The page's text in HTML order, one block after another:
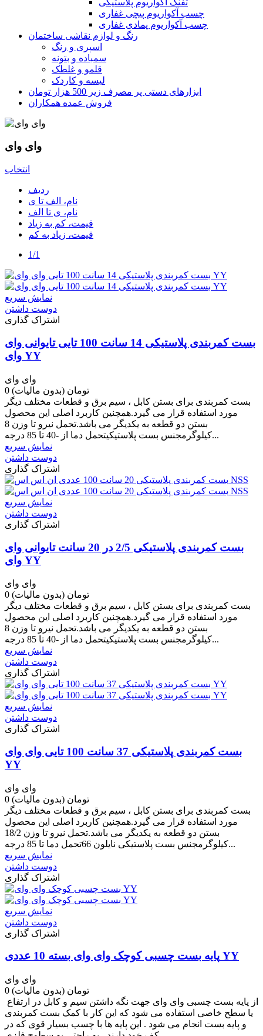
تفنگ آکواریوم پلاستیکی
چسب آکواریوم پیچی غفاری
چسب آکواریوم پمادی غفاری
رنگ و لوازم نقاشی ساختمان
اسپری و رنگ
سمباده و بتونه
قلمو و غلطک
لیسه و کاردک
ابزارهای دستی پر مصرف زیر 500 هزار تومان
فروش عمده همکاران
وای وای
انتخاب
ردیف
نام، الف تا ی
نام، ی تا الف
قیمت، کم به زیاد
قیمت، زیاد به کم
1/1
نمایش سریع
دوست داشتن
اشتراک گذاری
بست کمربندی پلاستیکی 14 سانت 100 تایی تایوانی وای
وای YY
وای وای
0 تومان (بدون مالیات)
بست کمربندی برای بستن کابل ، سیم برق و قطعات مختلف دیگر
مورد استفاده قرار می گیرد.همچنین کاربرد اصلی این محصول
بستن دو قطعه به یکدیگر می باشد.تحمل نیرو تا وزن 8
کیلوگرمجنس بست پلاستیکیتحمل دما از -40 تا 85 درجه...
نمایش سریع
دوست داشتن
اشتراک گذاری
نمایش سریع
دوست داشتن
اشتراک گذاری
بست کمربندی پلاستیکی 2/5 در 20 سانت تایوانی وای
وای YY
وای وای
0 تومان (بدون مالیات)
بست کمربندی برای بستن کابل ، سیم برق و قطعات مختلف دیگر
مورد استفاده قرار می گیرد.همچنین کاربرد اصلی این محصول
بستن دو قطعه به یکدیگر می باشد.تحمل نیرو تا وزن 8
کیلوگرمجنس بست پلاستیکیتحمل دما از -40 تا 85 درجه...
نمایش سریع
دوست داشتن
اشتراک گذاری
نمایش سریع
دوست داشتن
اشتراک گذاری
بست کمربندی پلاستیکی 37 سانت 100 تایی وای وای
YY
وای وای
0 تومان (بدون مالیات)
بست کمربندی برای بستن کابل ، سیم برق و قطعات مختلف دیگر
مورد استفاده قرار می گیرد.همچنین کاربرد اصلی این محصول
بستن دو قطعه به یکدیگر می باشد.تحمل نیرو تا وزن 18/2
کیلوگرمجنس بست پلاستیکی نایلون 66تحمل دما تا 85 درجه...
نمایش سریع
دوست داشتن
اشتراک گذاری
نمایش سریع
دوست داشتن
اشتراک گذاری
پایه بست چسبی کوچک وای وای بسته 10 عددی YY
وای وای
0 تومان (بدون مالیات)
از پایه بست چسبی وای وای جهت نگه داشتن سیم و کابل در ارتفاع
یا سطح خاصی استفاده می شود که این کار با کمک بست کمربندی
و پایه بست انجام می شود . این پایه ها با چسب بسیار قوی که در